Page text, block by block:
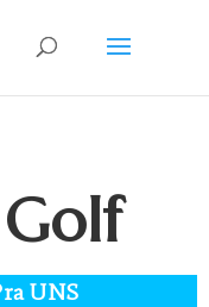
UNS